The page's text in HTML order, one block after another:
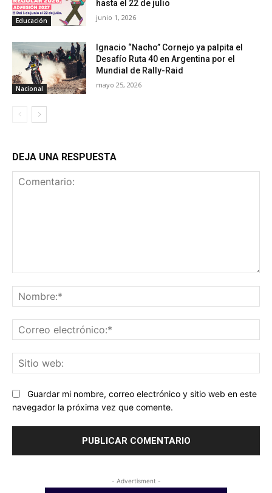
Educación
hasta el 22 de julio
junio 1, 2026
Nacional
Ignacio “Nacho” Cornejo ya palpita el
Desafío Ruta 40 en Argentina por el
Mundial de Rally-Raid
mayo 25, 2026
DEJA UNA RESPUESTA
Guardar mi nombre, correo electrónico y sitio web en este
navegador la próxima vez que comente.
- Advertisment -